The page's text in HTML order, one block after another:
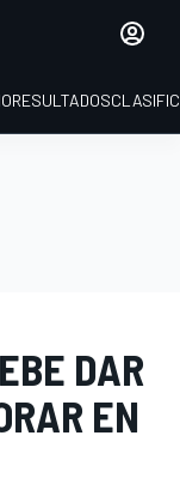
RESULTADOS
DAR
EN